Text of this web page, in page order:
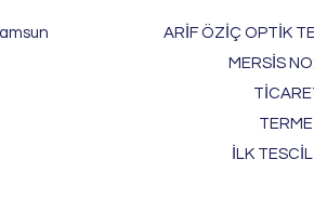
ARİF ÖZİÇ OPTİK
MERSİS
İLK